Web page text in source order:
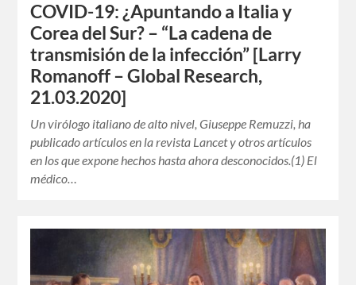
COVID-19: ¿Apuntando a Italia y
Corea del Sur? – “La cadena de
transmisión de la infección” [Larry
Romanoff – Global Research,
21.03.2020]
Un virólogo italiano de alto nivel, Giuseppe Remuzzi, ha
publicado artículos en la revista Lancet y otros artículos
en los que expone hechos hasta ahora desconocidos.(1) El
médico…